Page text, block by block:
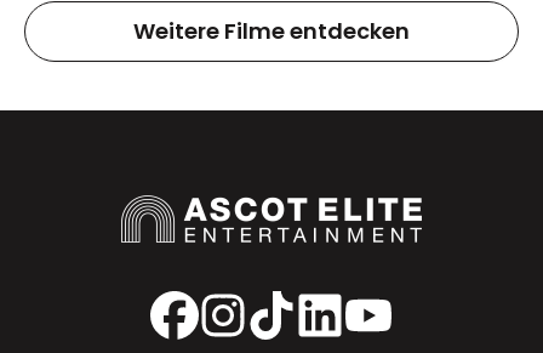
Weitere Filme entdecken
Facebook
Instagram
TikTokLinkedInYouTube